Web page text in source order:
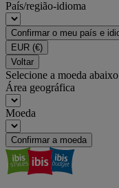
País/região-idioma
Confirmar o meu país e
EUR (€)
Voltar
Selecione a moeda abaixo
Área geográfica
Moeda
Confirmar a moeda